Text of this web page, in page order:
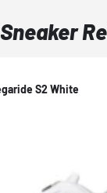
S2 White